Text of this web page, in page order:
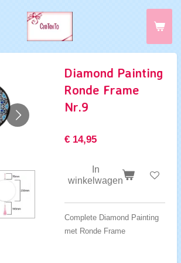
Diamond Painting
Ronde Frame
Nr.9
€ 14,95
In
winkelwagen
Complete Diamond Painting
met Ronde Frame